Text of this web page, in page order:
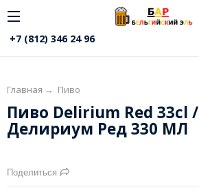
+7 (812) 346 24 96
Главная → Пиво
Пиво Delirium Red 33cl /
Делириум Ред 330 МЛ
Поделиться